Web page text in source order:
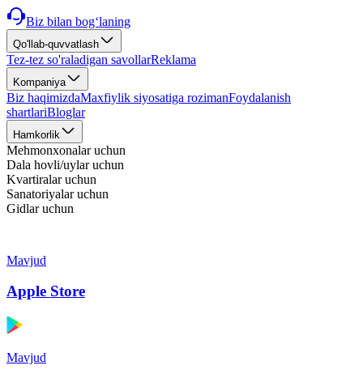
Biz bilan bog‘laning
Qo'llab-quvvatlash
Tez-tez so'raladigan savollarReklama
Kompaniya
Biz haqimizdaMaxfiylik siyosatiga rozimanFoydalanish
shartlariBloglar
Hamkorlik
Mehmonxonalar uchun
Dala hovli/uylar uchun
Kvartiralar uchun
Sanatoriyalar uchun
Gidlar uchun
Mavjud
Apple Store
Mavjud